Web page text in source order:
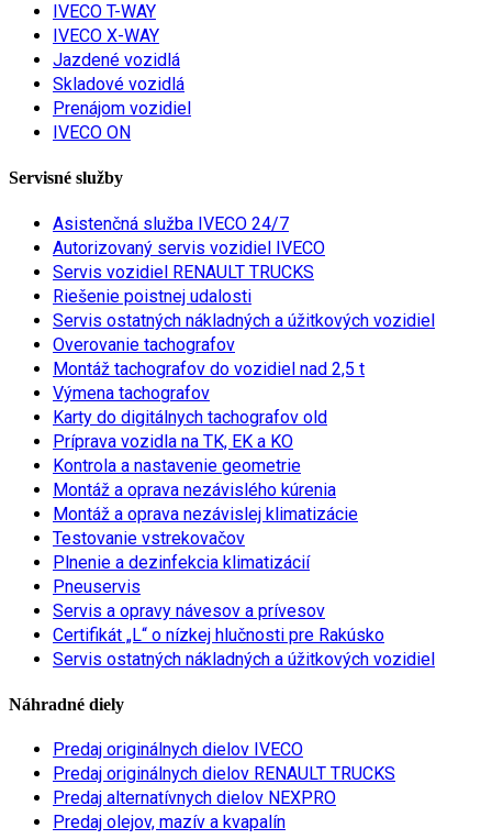
IVECO T-WAY
IVECO X-WAY
Jazdené vozidlá
Skladové vozidlá
Prenájom vozidiel
IVECO ON
Servisné služby
Asistenčná služba IVECO 24/7
Autorizovaný servis vozidiel IVECO
Servis vozidiel RENAULT TRUCKS
Riešenie poistnej udalosti
Servis ostatných nákladných a úžitkových vozidiel
Overovanie tachografov
Montáž tachografov do vozidiel nad 2,5 t
Výmena tachografov
Karty do digitálnych tachografov old
Príprava vozidla na TK, EK a KO
Kontrola a nastavenie geometrie
Montáž a oprava nezávislého kúrenia
Montáž a oprava nezávislej klimatizácie
Testovanie vstrekovačov
Plnenie a dezinfekcia klimatizácií
Pneuservis
Servis a opravy návesov a prívesov
Certifikát „L“ o nízkej hlučnosti pre Rakúsko
Servis ostatných nákladných a úžitkových vozidiel
Náhradné diely
Predaj originálnych dielov IVECO
Predaj originálnych dielov RENAULT TRUCKS
Predaj alternatívnych dielov NEXPRO
Predaj olejov, mazív a kvapalín